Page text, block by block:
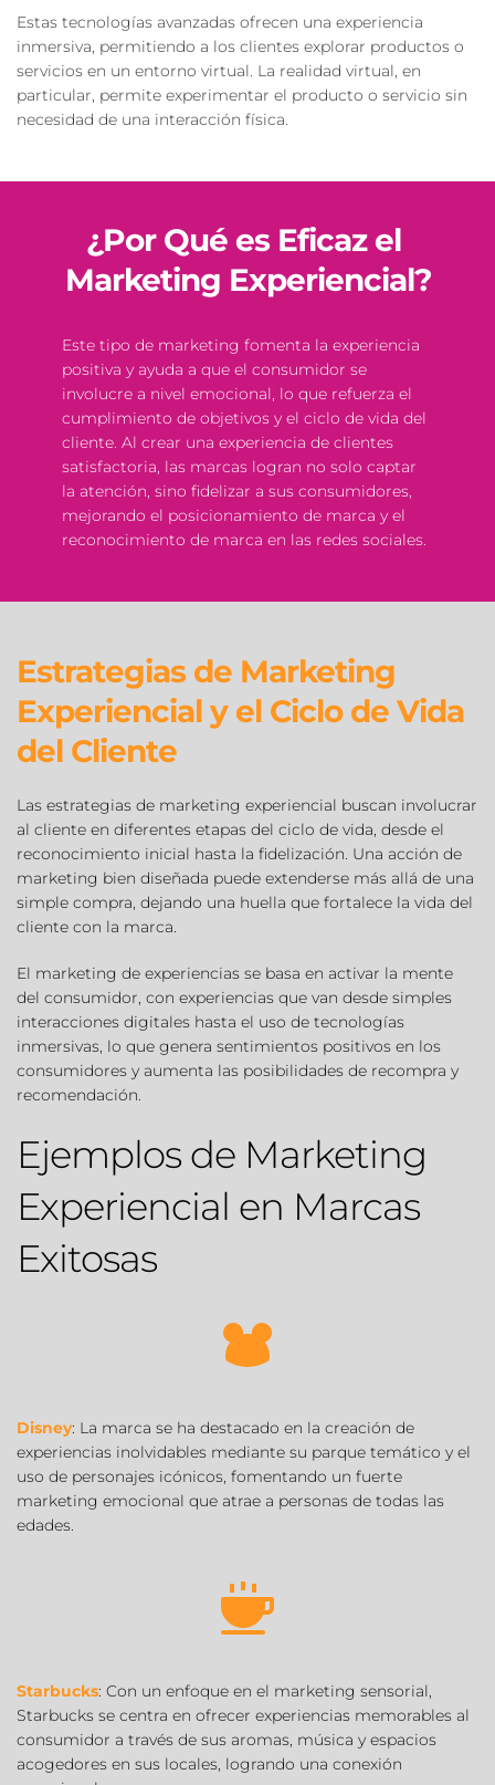
Estas tecnologías avanzadas ofrecen una experiencia
inmersiva, permitiendo a los clientes explorar productos o
servicios en un entorno virtual. La realidad virtual, en
particular, permite experimentar el producto o servicio sin
necesidad de una interacción física.
¿Por Qué es Eficaz el
Marketing Experiencial?
Este tipo de marketing fomenta la experiencia
positiva y ayuda a que el consumidor se
involucre a nivel emocional, lo que refuerza el
cumplimiento de objetivos y el ciclo de vida del
cliente. Al crear una experiencia de clientes
satisfactoria, las marcas logran no solo captar
la atención, sino fidelizar a sus consumidores,
mejorando el posicionamiento de marca y el
reconocimiento de marca en las redes sociales.
Estrategias de Marketing
Experiencial y el Ciclo de Vida
del Cliente
Las estrategias de marketing experiencial buscan involucrar
al cliente en diferentes etapas del ciclo de vida, desde el
reconocimiento inicial hasta la fidelización. Una acción de
marketing bien diseñada puede extenderse más allá de una
simple compra, dejando una huella que fortalece la vida del
cliente con la marca.
El marketing de experiencias se basa en activar la mente
del consumidor, con experiencias que van desde simples
interacciones digitales hasta el uso de tecnologías
inmersivas, lo que genera sentimientos positivos en los
consumidores y aumenta las posibilidades de recompra y
recomendación.
Ejemplos de Marketing
Experiencial en Marcas
Exitosas
Disney: La marca se ha destacado en la creación de
experiencias inolvidables mediante su parque temático y el
uso de personajes icónicos, fomentando un fuerte
marketing emocional que atrae a personas de todas las
edades.
Starbucks: Con un enfoque en el marketing sensorial,
Starbucks se centra en ofrecer experiencias memorables al
consumidor a través de sus aromas, música y espacios
acogedores en sus locales, logrando una conexión